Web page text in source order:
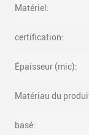
Matériel:
certification:
Épaisseur (mic):
Matériau du
basé: